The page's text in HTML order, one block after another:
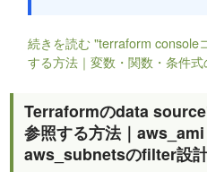
続きを読む "terraform console
する方法｜変数・関数・条件
Terraformのdata
参照する方法｜
aws_subnetsのfilter設